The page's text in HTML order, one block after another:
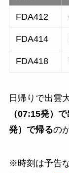
FDA412
FDA414
FDA418
日帰りで出雲
（07:15発）
発）で帰るの
※時刻は予告